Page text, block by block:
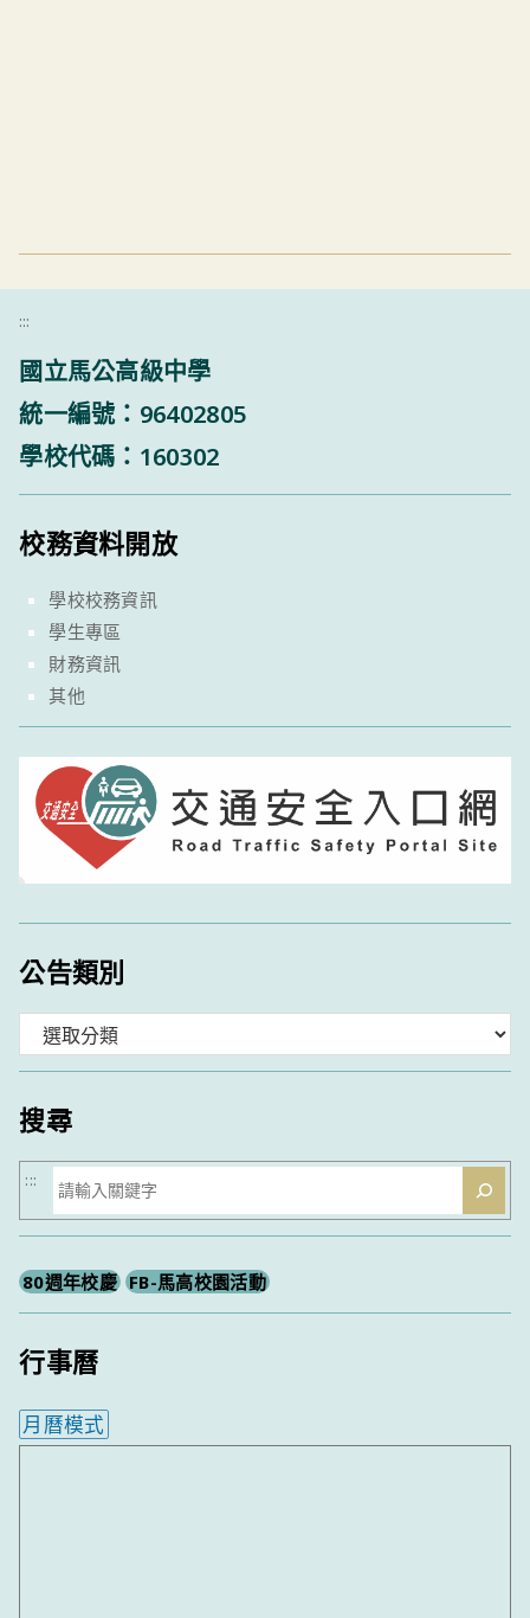
:::
國立馬公高級中學
統一編號：96402805
學校代碼：160302
校務資料開放
學校校務資訊
學生專區
財務資訊
其他
公告類別
類
搜尋
搜
尋
:::
80週年校慶 FB-馬高校園活動
行事曆
月曆模式